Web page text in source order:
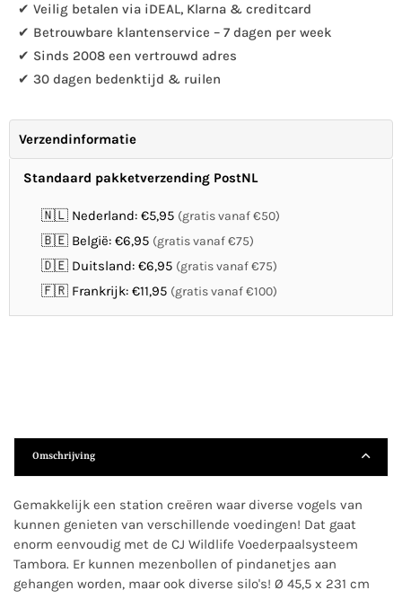
✔ Veilig betalen via iDEAL, Klarna & creditcard
✔ Betrouwbare klantenservice – 7 dagen per week
✔ Sinds 2008 een vertrouwd adres
✔ 30 dagen bedenktijd & ruilen
Verzendinformatie
Standaard pakketverzending PostNL
🇳🇱 Nederland: €5,95 (gratis vanaf €50)
🇧🇪 België: €6,95 (gratis vanaf €75)
🇩🇪 Duitsland: €6,95 (gratis vanaf €75)
🇫🇷 Frankrijk: €11,95 (gratis vanaf €100)
Omschrijving
Gemakkelijk een station creëren waar diverse vogels van
kunnen genieten van verschillende voedingen! Dat gaat
enorm eenvoudig met de CJ Wildlife Voederpaalsysteem
Tambora. Er kunnen mezenbollen of pindanetjes aan
gehangen worden, maar ook diverse silo's! Ø 45,5 x 231 cm